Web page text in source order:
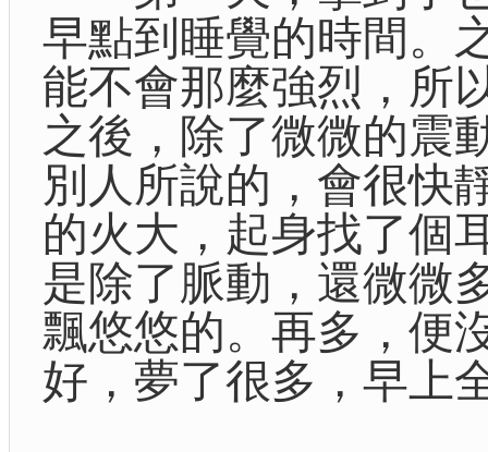
早點到睡覺的時間。
能不會那麼強烈，所
之後，除了微微的震
別人所說的，會很快
的火大，起身找了個
是除了脈動，還微微
飄悠悠的。再多，便
好，夢了很多，早上